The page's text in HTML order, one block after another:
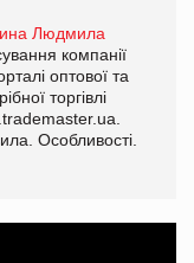
Людмила
компанії
оптової та
торгівлі
Особливості.